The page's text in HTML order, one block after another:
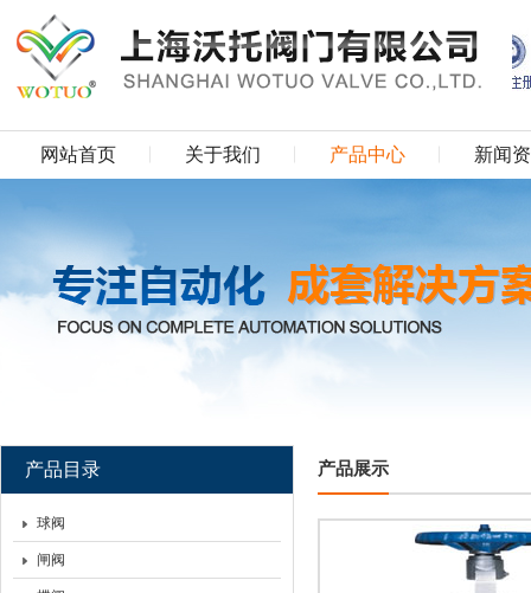
网站首页 关于我们 产品中心 新闻
产品目录
球阀
闸阀
产品展示